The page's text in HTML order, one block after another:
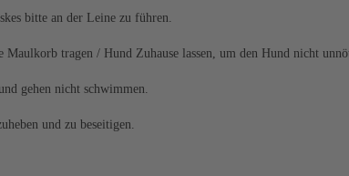
bitte an der Leine zu führen.
tragen / Hund Zuhause lassen, um den Hund nicht
gehen nicht schwimmen.
und zu beseitigen.